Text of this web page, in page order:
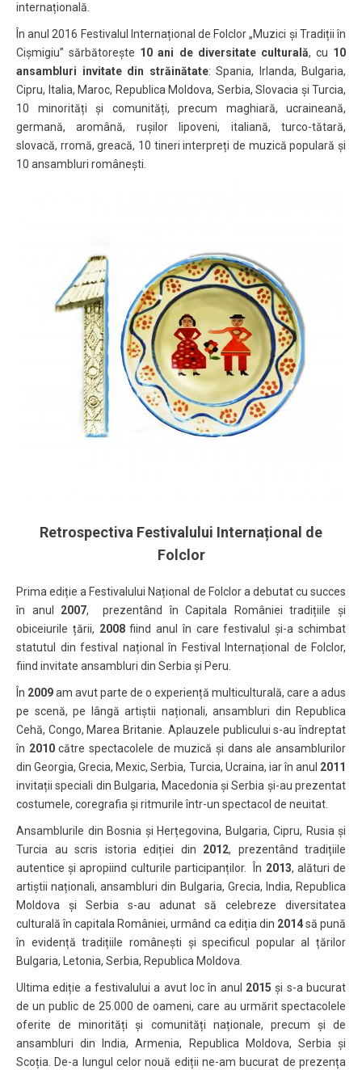
internațională.
În anul 2016 Festivalul Internațional de Folclor „Muzici și Tradiții în
Cișmigiu” sărbătorește 10 ani de diversitate culturală, cu 10
ansambluri invitate din străinătate: Spania, Irlanda, Bulgaria,
Cipru, Italia, Maroc, Republica Moldova, Serbia, Slovacia și Turcia,
10 minorități și comunități, precum maghiară, ucraineană,
germană, aromână, rușilor lipoveni, italiană, turco-tătară,
slovacă, rromă, greacă, 10 tineri interpreți de muzică populară și
10 ansambluri românești.
Retrospectiva Festivalului Internațional de
Folclor
Prima ediție a Festivalului Național de Folclor a debutat cu succes
în anul 2007, prezentând în Capitala României tradițiile și
obiceiurile țării, 2008fiind anul în care festivalul și-a schimbat
statutul din festival național în Festival Internațional de Folclor,
fiind invitate ansambluri din Serbia și Peru.
În 2009am avut parte de o experiență multiculturală, care a adus
pe scenă, pe lângă artiștii naționali, ansambluri din Republica
Cehă, Congo, Marea Britanie. Aplauzele publicului s-au îndreptat
în 2010către spectacolele de muzică și dans ale ansamblurilor
din Georgia, Grecia, Mexic, Serbia, Turcia, Ucraina, iar în anul 2011
invitații speciali din Bulgaria, Macedonia și Serbia și-au prezentat
costumele, coregrafia și ritmurile într-un spectacol de neuitat.
Ansamblurile din Bosnia și Herțegovina, Bulgaria, Cipru, Rusia și
Turcia au scris istoria ediției din 2012, prezentând tradițiile
autentice și apropiind culturile participanților. În 2013, alături de
artiștii naționali, ansambluri din Bulgaria, Grecia, India, Republica
Moldova și Serbia s-au adunat să celebreze diversitatea
culturală în capitala României, urmând ca ediția din 2014să pună
în evidență tradițiile românești și specificul popular al țărilor
Bulgaria, Letonia, Serbia, Republica Moldova.
Ultima ediție a festivalului a avut loc în anul 2015 și s-a bucurat
de un public de 25.000 de oameni, care au urmărit spectacolele
oferite de minorități și comunități naționale, precum și de
ansambluri din India, Armenia, Republica Moldova, Serbia și
Scoția. De-a lungul celor nouă ediții ne-am bucurat de prezența